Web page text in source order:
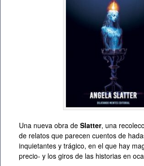
Una nueva obra de Slatter, una
de relatos que parecen cuentos de
inquietantes y trágico, en el que hay
precio- y los giros de las historias en